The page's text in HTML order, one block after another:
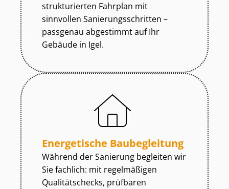
strukturierten Fahrplan mit
sinnvollen Sa­nie­rungs­schrit­ten –
passgenau abgestimmt auf Ihr
Gebäude in Igel.
Energetische Baubegleitung
Während der Sanierung begleiten wir
Sie fachlich: mit regelmäßigen
Qualitätschecks, prüfbaren